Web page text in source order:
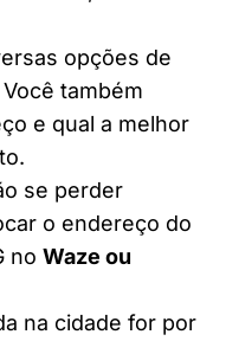
opções de
também
e qual a melhor
se perder
o endereço do
no Waze ou
na cidade for por